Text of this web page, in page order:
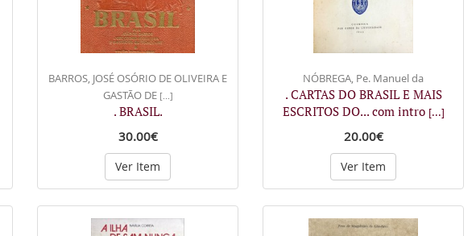
BARROS, JOSÉ OSÓRIO DE OLIVEIRA E
GASTÃO DE [...]
. BRASIL.
30.00€
Ver Item
NÓBREGA, Pe. Manuel da
. CARTAS DO BRASIL E MAIS
ESCRITOS DO... com intro [...]
20.00€
Ver Item